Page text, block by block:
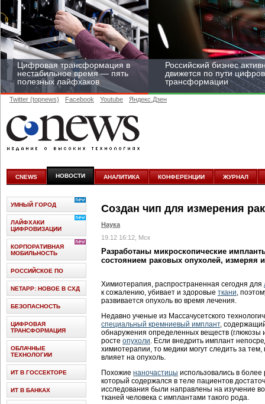
Цифровая трансформация в
нестабильное время — пять
полезных лайфхаков
Российский бизнес
движется по пути
трансформации
цифровизироваться со
скоростью крупных
корпораций
Twitter (topnews) Facebook Youtube Яндекс.Дзен
CNEWS НОВОСТИ АНАЛИТИКА КОНФЕРЕНЦИИ ЖУРНАЛ
Создан чип для измерения
Наука
19.12 16:12, Мск
Разработаны микроскопические
состоянием раковых опухолей, измеряя
Химиотерапия, распространенная сегодня для
к сожалению, убивает и здоровые ткани,
развивается опухоль во время лечения.
Недавно ученые из Массачусетского
специальный кремниевый имплант,
обнаружения определенных веществ (глюкозы
росте опухоли. Если внедрить имплант
химиотерапии, то медики могут следить за
влияет на опухоль.
Похожие наночастицы использовались в
который содержался в теле пациентов
исследования были направлены на изучение
тканей человека с имплантами такого рода.
УМНЫЙ ГОРОД
ЛАЙФХАКИ
ЦИФРОВИЗАЦИИ
КОРПОРАТИВНАЯ
МОБИЛЬНОСТЬ
РОССИЙСКОЕ ПО
NETAPP: НОВОЕ В СХД
БЕЗОПАСНОСТЬ
ЦИФРОВАЯ
ТРАНСФОРМАЦИЯ
ОБЛАЧНЫЕ
ТЕХНОЛОГИИ
ИТ В ГОССЕКТОРЕ
ИТ В БАНКАХ